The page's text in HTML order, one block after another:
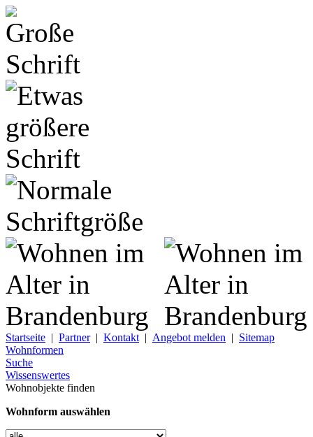
Startseite | Partner| Kontakt | Angebot melden | Sitemap
Wohnformen
Suche
Wissenswertes
Wohnobjekte finden
Wohnform auswählen